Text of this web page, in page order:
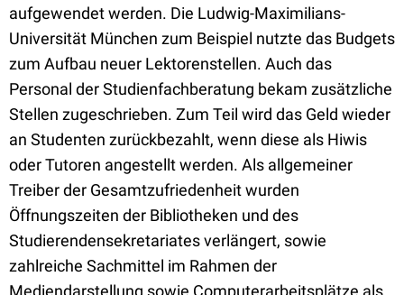
aufgewendet werden. Die Ludwig-Maximilians-
Universität München zum Beispiel nutzte das Budgets
zum Aufbau neuer Lektorenstellen. Auch das
Personal der Studienfachberatung bekam zusätzliche
Stellen zugeschrieben. Zum Teil wird das Geld wieder
an Studenten zurückbezahlt, wenn diese als Hiwis
oder Tutoren angestellt werden. Als allgemeiner
Treiber der Gesamtzufriedenheit wurden
Öffnungszeiten der Bibliotheken und des
Studierendensekretariates verlängert, sowie
zahlreiche Sachmittel im Rahmen der
Mediendarstellung sowie Computerarbeitsplätze als